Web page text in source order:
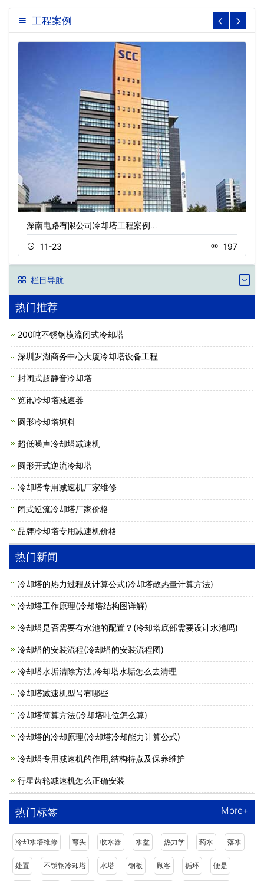
工程案例
深南电路有限公司冷却塔工程案例…
11-23 197
栏目导航
热门推荐
200吨不锈钢横流闭式冷却塔
深圳罗湖商务中心大厦冷却塔设备工程
封闭式超静音冷却塔
览讯冷却塔减速器
圆形冷却塔填料
超低噪声冷却塔减速机
圆形开式逆流冷却塔
冷却塔专用减速机厂家维修
闭式逆流冷却塔厂家价格
品牌冷却塔专用减速机价格
热门新闻
冷却塔的热力过程及计算公式(冷却塔散热量计算方法)
冷却塔工作原理(冷却塔结构图详解)
冷却塔是否需要有水池的配置？(冷却塔底部需要设计水池吗)
冷却塔的安装流程(冷却塔的安装流程图)
冷却塔水垢清除方法,冷却塔水垢怎么去清理
冷却塔减速机型号有哪些
冷却塔简算方法(冷却塔吨位怎么算)
冷却塔的冷却原理(冷却塔冷却能力计算公式)
冷却塔专用减速机的作用,结构特点及保养维护
行星齿轮减速机怎么正确安装
热门标签 More+
冷却水塔维修 弯头 收水器 水盆 热力学 药水 落水
处置 不锈钢冷却塔 水塔 钢板 顾客 循环 便是